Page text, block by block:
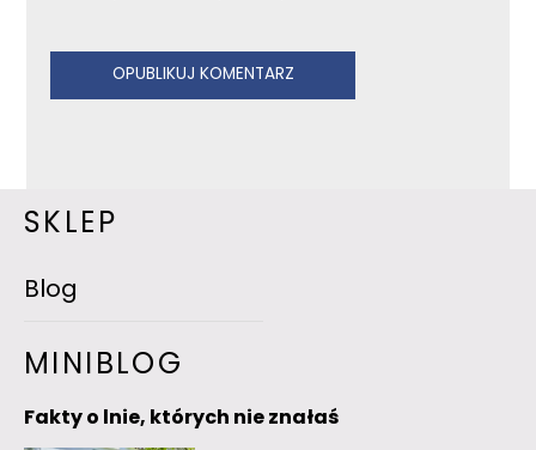
SKLEP
Blog
MINIBLOG
Fakty o lnie, których nie znałaś